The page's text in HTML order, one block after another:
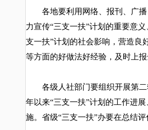
各地要利用网络、报刊、广播
力宣传“三支一扶”计划的重要意
支一扶”计划的社会影响，营造良
等方面的好做法好经验，及时上
各级人社部门要组织开展第二
年以来“三支一扶”计划的工作进
施。省级“三支一扶”办要在总结